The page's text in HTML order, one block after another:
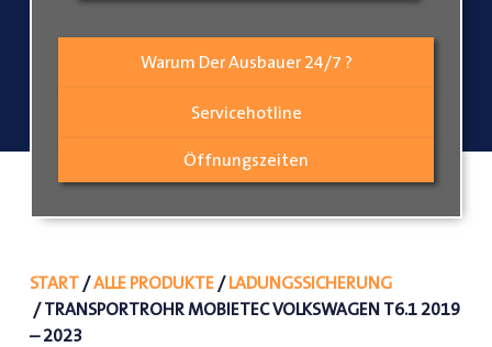
Warum Der Ausbauer 24/7 ?
Servicehotline
Öffnungszeiten
START/ALLE PRODUKTE/LADUNGSSICHERUNG
/ TRANSPORTROHR MOBIETEC VOLKSWAGEN T6.1 2019
– 2023